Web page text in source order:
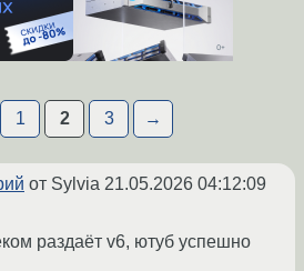
1 2 3 →
от Sylvia 21.05.2026 04:12:09
раздаёт v6, ютуб успешно